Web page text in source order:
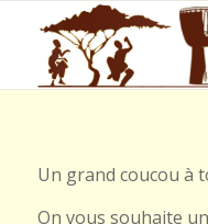
Un grand coucou à
On vous souhaite